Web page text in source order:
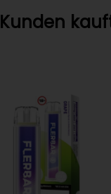
Kunden